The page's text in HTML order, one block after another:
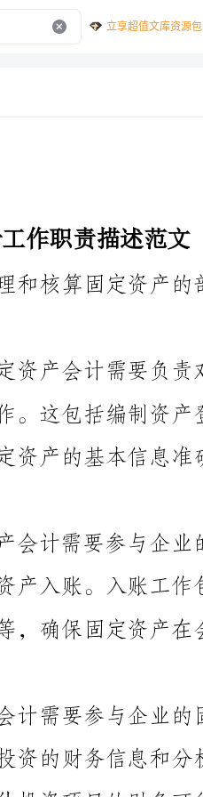
立享超值文库资源包
4.资产折旧计提和核算：固定资产会计需要负责对企业的固
定资产进行折旧计提和核算工作。这包括确定折旧方法、编制折
固定资产会计是企业负责管理和核算固定资产的部门之一，
1.资产登记和档案管理：固定资产会计需要负责对企业内的
写资产档案卡片等工作，确保固定资产的基本信息准确无误地记
工作，并及时将验收合格的固定资产入账。入账工作包括编制资
包括编制固定资产投资预算、评估投资项目的财务可行性等工